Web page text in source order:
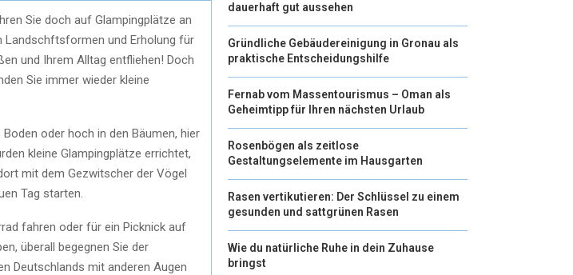
Sie doch auf Glampingplätze an
Landschftsformen und Erholung für
und Ihrem Alltag entfliehen! Doch
Sie immer wieder kleine
oder hoch in den Bäumen, hier
kleine Glampingplätze errichtet,
mit dem Gezwitscher der Vögel
Tag starten.
fahren oder für ein Picknick auf
überall begegnen Sie der
Deutschlands mit anderen Augen
dauerhaft gut aussehen
Gründliche Gebäudereinigung in Gronau als
praktische Entscheidungshilfe
Fernab vom Massentourismus – Oman als
Geheimtipp für Ihren nächsten Urlaub
Rosenbögen als zeitlose
Gestaltungselemente im Hausgarten
Rasen vertikutieren: Der Schlüssel zu einem
gesunden und sattgrünen Rasen
Wie du natürliche Ruhe in dein Zuhause
bringst